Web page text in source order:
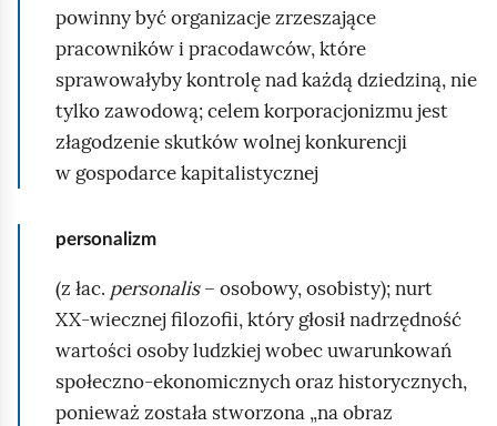
powinny być organizacje zrzeszające
pracowników i pracodawców, które
sprawowałyby kontrolę nad każdą dziedziną, nie
tylko zawodową; celem korporacjonizmu jest
złagodzenie skutków wolnej konkurencji
w gospodarce kapitalistycznej
personalizm
(z łac. personalis– osobowy, osobisty); nurt
XX‑wiecznej filozofii, który głosił nadrzędność
wartości osoby ludzkiej wobec uwarunkowań
społeczno‑ekonomicznych oraz historycznych,
ponieważ została stworzona „na obraz